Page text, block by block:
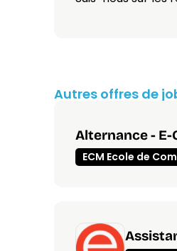
Autres offres de
Alternance - E-
ECM Ecole de